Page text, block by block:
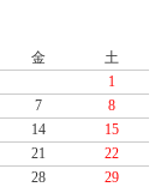
金
土
1
7
8
14
15
21
22
28
29